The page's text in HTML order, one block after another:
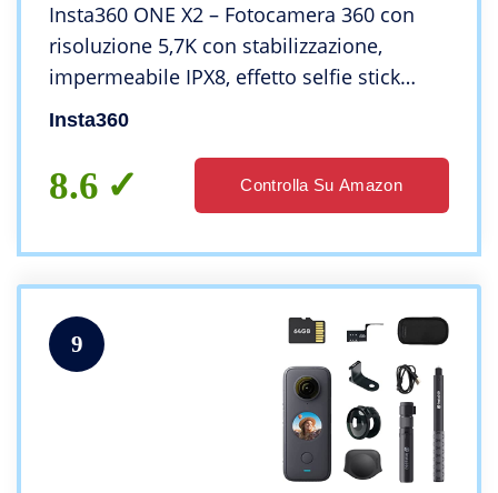
Insta360 ONE X2 – Fotocamera 360 con
risoluzione 5,7K con stabilizzazione,
impermeabile IPX8, effetto selfie stick
invisibile, touch screen, editing IA,
Insta360
8.6 Controlla Su Amazon
9